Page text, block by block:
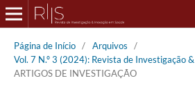
Página de Início / Arquivos
/
Vol. 7 N.º 3 (2024): Revista de Investigação
ARTIGOS DE INVESTIGAÇÃO